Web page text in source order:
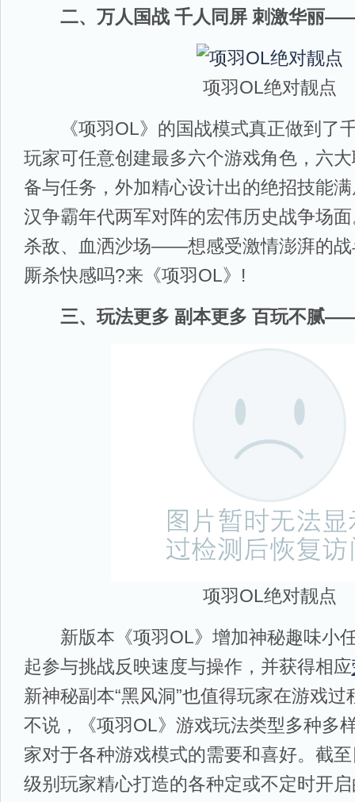
二、万人国战 千人同屏 刺激华丽
项羽OL绝对靓点
《项羽OL》的国战模式真正做到了
玩家可任意创建最多六个游戏角色，六
备与任务，外加精心设计出的绝招技能
汉争霸年代两军对阵的宏伟历史战争场
杀敌、血洒沙场——想感受激情澎湃的战
厮杀快感吗?来《项羽OL》!
三、玩法更多 副本更多 百玩不腻
项羽OL绝对靓点
新版本《项羽OL》增加神秘趣味小
起参与挑战反映速度与操作，并获得相应
新神秘副本“黑风洞”也值得玩家在游戏
不说，《项羽OL》游戏玩法类型多种多
家对于各种游戏模式的需要和喜好。截
级别玩家精心打造的各种定或不定时开